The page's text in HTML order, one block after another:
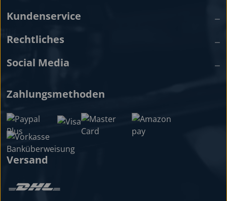
Kundenservice
Rechtliches
Social Media
Zahlungsmethoden
Versand